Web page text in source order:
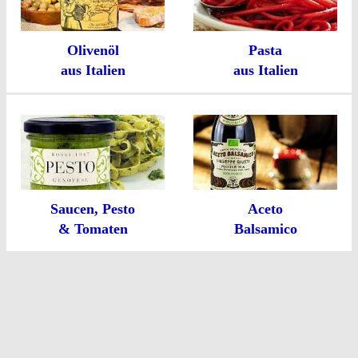
Olivenöl
aus Italien
Pasta
aus Italien
Saucen, Pesto
& Tomaten
Aceto
Balsamico